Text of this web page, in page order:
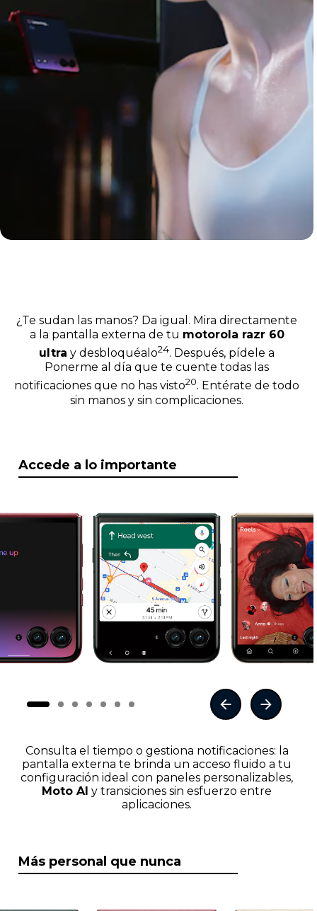
¿Te sudan las manos? Da igual. Mira directamente
a la pantalla externa de tu motorola razr 60
ultra y desbloquéalo24. Después, pídele a
Ponerme al día que te cuente todas las
notificaciones que no has visto20. Entérate de todo
sin manos y sin complicaciones.
Accede a lo importante
Consulta el tiempo o gestiona notificaciones: la
pantalla externa te brinda un acceso fluido a tu
configuración ideal con paneles personalizables,
Moto AI y transiciones sin esfuerzo entre
aplicaciones.
Más personal que nunca